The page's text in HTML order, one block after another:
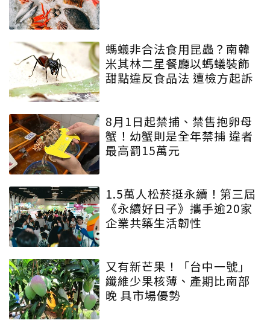
螞蟻非合法食用昆蟲？南韓
米其林二星餐廳以螞蟻裝飾
甜點違反食品法 遭檢方起訴
8月1日起禁捕、禁售抱卵母
蟹！幼蟹則是全年禁捕 違者
最高罰15萬元
1.5萬人松菸挺永續！第三屆
《永續好日子》攜手逾20家
企業共築生活韌性
又有新芒果！「台中一號」
纖維少果核薄、產期比南部
晚 具市場優勢